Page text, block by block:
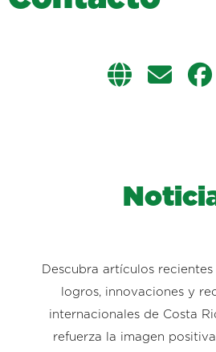
Descubra artículos
logros, innovaciones y
internacionales de Costa
refuerza la imagen